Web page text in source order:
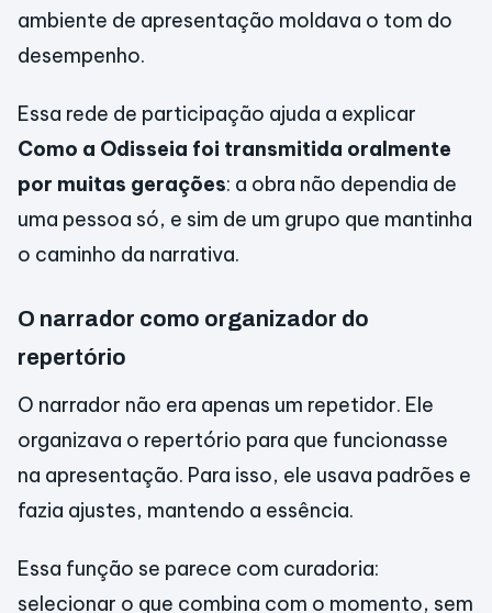
ambiente de apresentação moldava o tom do
desempenho.
Essa rede de participação ajuda a explicar
Como a Odisseia foi transmitida oralmente
por muitas gerações: a obra não dependia de
uma pessoa só, e sim de um grupo que mantinha
o caminho da narrativa.
O narrador como organizador do
repertório
O narrador não era apenas um repetidor. Ele
organizava o repertório para que funcionasse
na apresentação. Para isso, ele usava padrões e
fazia ajustes, mantendo a essência.
Essa função se parece com curadoria:
selecionar o que combina com o momento, sem